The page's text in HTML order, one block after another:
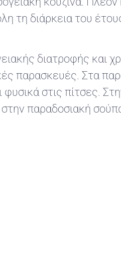
τη διάρκεια του
διατροφής και
παρασκευές. Στα
στις πίτσες.
παραδοσιακή